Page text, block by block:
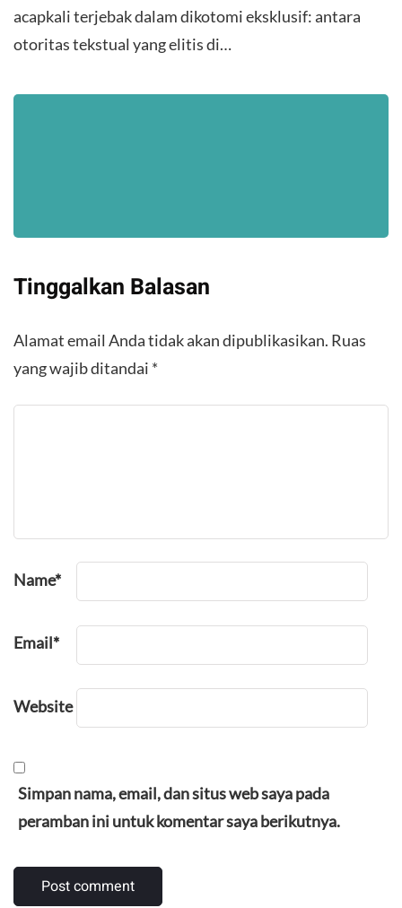
acapkali terjebak dalam dikotomi eksklusif: antara
otoritas tekstual yang elitis di…
Tinggalkan Balasan
Alamat email Anda tidak akan dipublikasikan. Ruas
yang wajib ditandai *
Name*
Email*
Website
Simpan nama, email, dan situs web saya pada
peramban ini untuk komentar saya berikutnya.